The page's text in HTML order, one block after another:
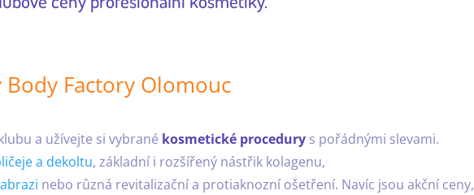
Body Factory Olomouc
a užívejte si vybrané kosmetické procedury s pořádnými slevami.
a dekoltu, základní i rozšířený nástřik kolagenu,
nebo různá revitalizační a protiaknozní ošetření. Navíc jsou akční ceny,